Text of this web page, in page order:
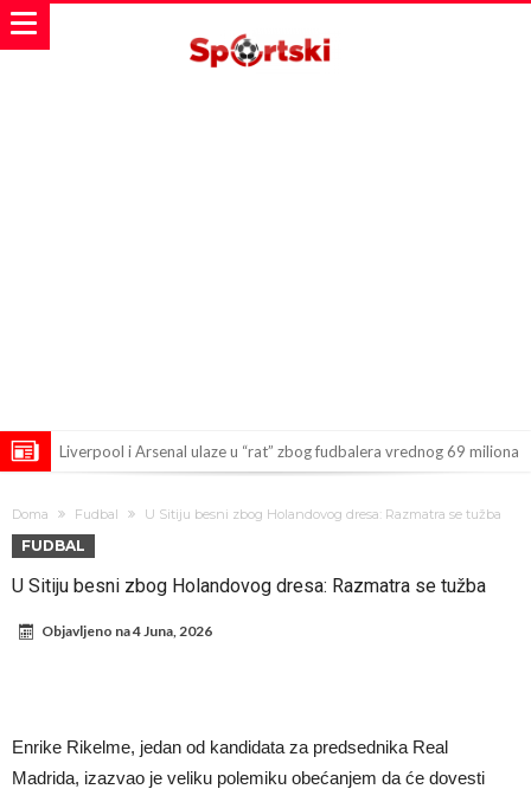
Liverpool i Arsenal ulaze u “rat” zbog fudbalera vrednog 69 miliona
fudbaler Barcelone
Engleski reprezentativac optužen za napad u noćnom klubu
novčanik – očekuju se dodatna pojačanja
Manchester City je već pronašao zamenu za Rodrija, i to kakvu!
Doma Fudbal U Sitiju besni zbog Holandovog dresa: Razmatra se tužba
FUDBAL
U Sitiju besni zbog Holandovog dresa: Razmatra se tužba
Objavljeno na4 Juna, 2026
Enrike Rikelme, jedan od kandidata za predsednika Real
Madrida, izazvao je veliku polemiku obećanjem da će dovesti